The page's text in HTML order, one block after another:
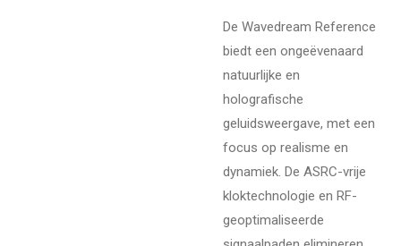
De Wavedream Reference
biedt een ongeëvenaard
natuurlijke en
holografische
geluidsweergave, met een
focus op realisme en
dynamiek. De ASRC-vrije
kloktechnologie en RF-
geoptimaliseerde